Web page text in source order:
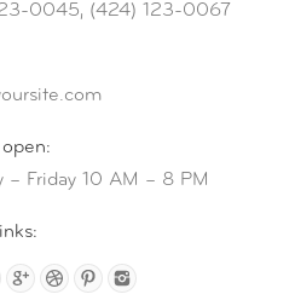
0045, (424) 123-0067
– Friday 10 AM – 8 PM